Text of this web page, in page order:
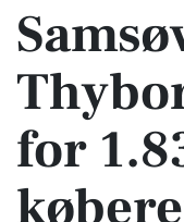
for